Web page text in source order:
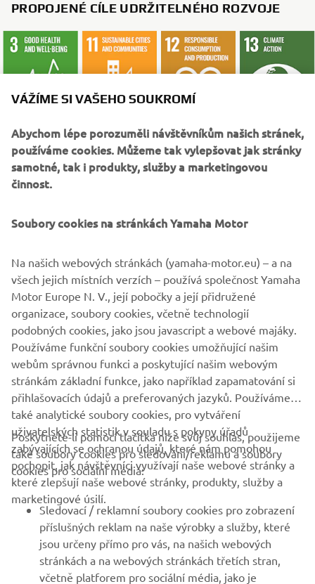
PROPOJENÉ CÍLE UDRŽITELNÉHO ROZVOJE
CO ČÍST DÁL
Stimulace udržitelných postupů
Více informací
FIREMNÍ
B2B
VÍCE YAMAHA
PODPORA
VÁŽÍME SI VAŠEHO SOUKROMÍ
Abychom lépe porozuměli návštěvníkům našich stránek,
používáme cookies. Můžeme tak vylepšovat jak stránky
samotné, tak i produkty, služby a marketingovou
činnost.
Soubory cookies na stránkách Yamaha Motor
Na našich webových stránkách (yamaha-motor.eu) – a na
všech jejich místních verzích – používá společnost Yamaha
Motor Europe N. V., její pobočky a její přidružené
organizace, soubory cookies, včetně technologií
podobných cookies, jako jsou javascript a webové majáky.
Používáme funkční soubory cookies umožňující našim
webům správnou funkci a poskytující našim webovým
stránkám základní funkce, jako například zapamatování si
přihlašovacích údajů a preferovaných jazyků. Používáme
také analytické soubory cookies, pro vytváření
uživatelských statistik v souladu s pokyny úřadů
zabývajících se ochranou údajů, které nám pomohou
pochopit, jak návštěvníci využívají naše webové stránky a
které zlepšují naše webové stránky, produkty, služby a
marketingové úsilí.
Poskytnete-li pomocí tlačítka níže svůj souhlas, použijeme
také soubory cookies pro sledování/reklamu a soubory
cookies pro sociální média:
Sledovací / reklamní soubory cookies pro zobrazení
příslušných reklam na naše výrobky a služby, které
jsou určeny přímo pro vás, na našich webových
stránkách a na webových stránkách třetích stran,
včetně platforem pro sociální média, jako je